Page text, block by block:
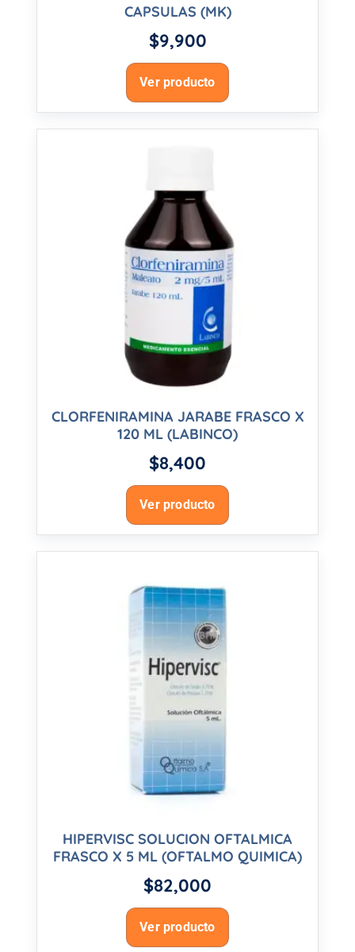
CAPSULAS (MK)
$9,900
Ver producto
CLORFENIRAMINA JARABE FRASCO X
120 ML (LABINCO)
$8,400
Ver producto
HIPERVISC SOLUCION OFTALMICA
FRASCO X 5 ML (OFTALMO QUIMICA)
$82,000
Ver producto